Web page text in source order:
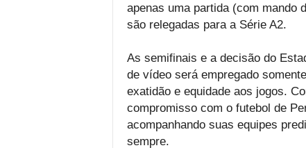
apenas uma partida (com mando
são relegadas para a Série A2.
As semifinais e a decisão do
de vídeo será empregado
exatidão e equidade aos jogos.
compromisso com o futebol de
acompanhando suas equipes
sempre.